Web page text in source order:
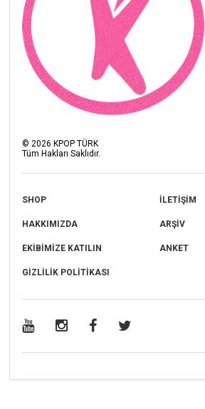
©2026 KPOP TÜRK
Tüm Hakları Saklıdır.
SHOP İLETİŞİM
HAKKIMIZDA ARŞİV
EKİBİMİZE KATILIN ANKET
GİZLİLİK POLİTİKASI